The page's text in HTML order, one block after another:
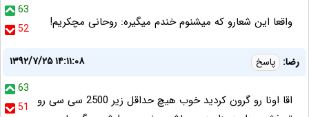
63
52
واقعا این شعارو که میشنوم خندم میگیره: روحانی مچکریم!
رضا: پاسخ
۱۳۹۲/۷/۲۵ ۱۴:۱۱:۰۸
63
51
اقا اونا رو گرون کردید خوب هیچ حداقل زیر 2500 سی سی رو